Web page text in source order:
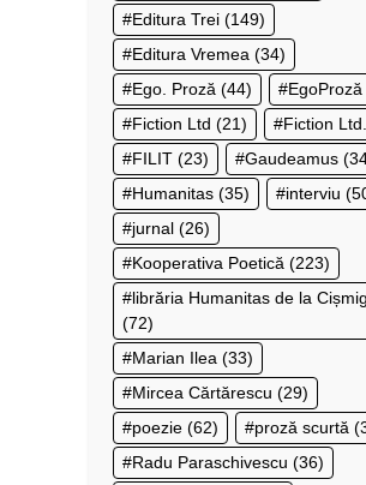
Editura Trei (149)
Editura Vremea (34)
Ego. Proză (44) EgoProză
Fiction Ltd (21) Fiction Ltd.
FILIT (23) Gaudeamus
Humanitas (35) interviu
jurnal (26)
Kooperativa Poetică (223)
librăria Humanitas de la
(72)
Marian Ilea (33)
Mircea Cărtărescu (29)
poezie (62) proză scurtă
Radu Paraschivescu (36)